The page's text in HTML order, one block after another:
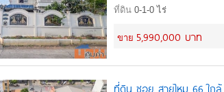
ที่ดิน 0-1-0 ไร่
ขาย 5,990,000 บาท
ที่ดิน ซอย สายไหม 66 ใก